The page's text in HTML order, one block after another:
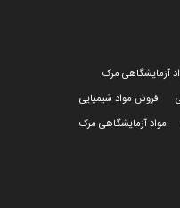
آزمایشگاهی مرک
فروش مواد شیمیایی
مواد آزمایشگاهی مرک